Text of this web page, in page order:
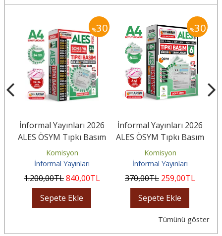
%30
İnformal Yayınları 2026
ALES ÖSYM Tıpkı Basım
Çıkmış Soru 24'lü
Deneme...
Komisyon
İnformal Yayınları
1.200,00TL840,00TL
Sepete Ekle
%30
İnformal Yayınları 2026
ALES ÖSYM Tıpkı Basım
Çıkmış Soru 6'lı
Deneme...
Komisyon
İnformal Yayınları
370,00TL 259,00TL
Sepete Ekle
Tümünü göster